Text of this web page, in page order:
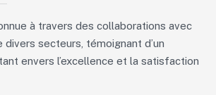
à travers des collaborations avec
secteurs, témoignant d’un
envers l’excellence et la satisfaction